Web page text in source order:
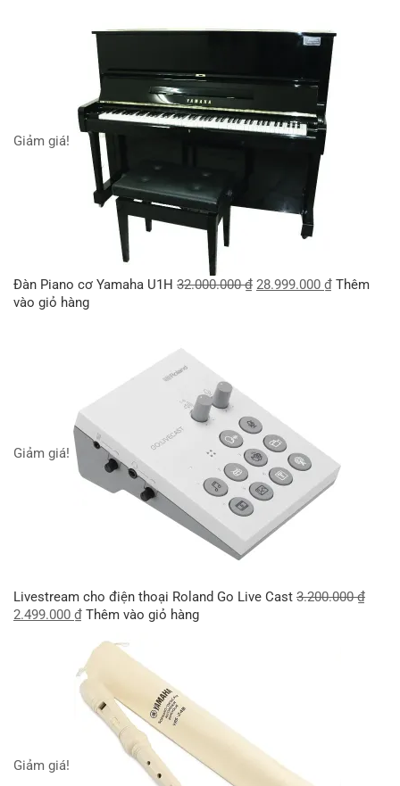
Giảm giá!
Đàn Piano cơ Yamaha U1H 32.000.000₫ 28.999.000 ₫ Thêm
vào giỏ hàng
Giảm giá!
Livestream cho điện thoại Roland Go Live Cast 3.200.000₫
2.499.000 ₫ Thêm vào giỏ hàng
Giảm giá!